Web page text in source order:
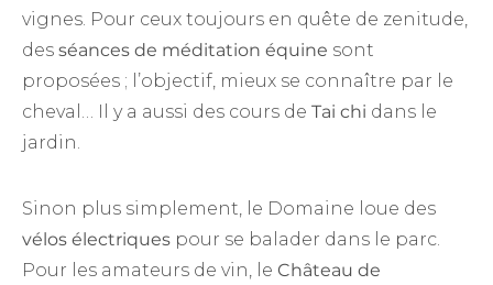
vignes. Pour ceux toujours en quête de zenitude,
des séances de méditation équine sont
proposées ; l’objectif, mieux se connaître par le
cheval… Il y a aussi des cours de Tai chi dans le
jardin.
Sinon plus simplement, le Domaine loue des
vélos électriques pour se balader dans le parc.
Pour les amateurs de vin, le Château de